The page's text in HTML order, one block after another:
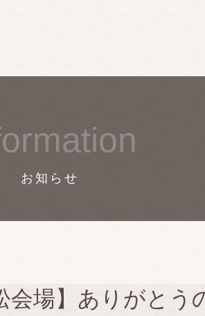
お知らせ
会場】ありがとう